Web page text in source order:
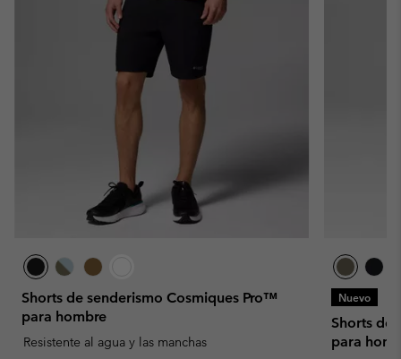
Shorts de senderismo Cosmiques Pro™
para hombre
Resistente al agua y las manchas
Nuevo
Shorts de
para